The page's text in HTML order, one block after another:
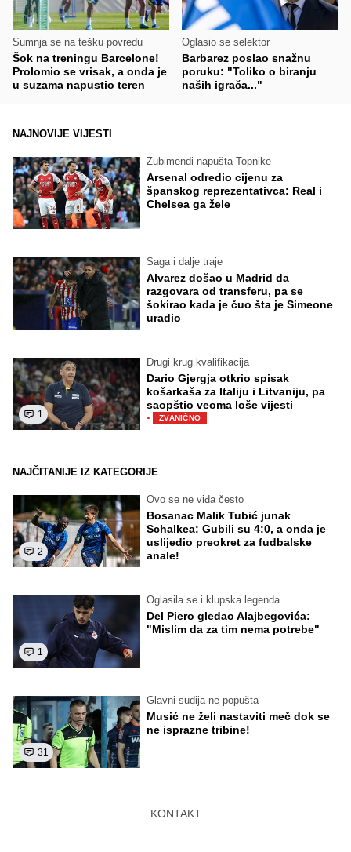
Sumnja se na tešku povredu
Šok na treningu Barcelone!
Prolomio se vrisak, a onda je
u suzama napustio teren
Oglasio se selektor
Barbarez poslao snažnu
poruku: "Toliko o biranju
naših igrača..."
NAJNOVIJE VIJESTI
Zubimendi napušta Topnike
Arsenal odredio cijenu za
španskog reprezentativca: Real i
Chelsea ga žele
Saga i dalje traje
Alvarez došao u Madrid da
razgovara od transferu, pa se
šokirao kada je čuo šta je Simeone
uradio
1
Drugi krug kvalifikacija
Dario Gjergja otkrio spisak
košarkaša za Italiju i Litvaniju, pa
saopštio veoma loše vijesti
· ZVANIČNO
NAJČITANIJE IZ KATEGORIJE
2
Ovo se ne viđa često
Bosanac Malik Tubić junak
Schalkea: Gubili su 4:0, a onda je
uslijedio preokret za fudbalske
anale!
1
Oglasila se i klupska legenda
Del Piero gledao Alajbegovića:
"Mislim da za tim nema potrebe"
31
Glavni sudija ne popušta
Musić ne želi nastaviti meč dok se
ne isprazne tribine!
KONTAKT